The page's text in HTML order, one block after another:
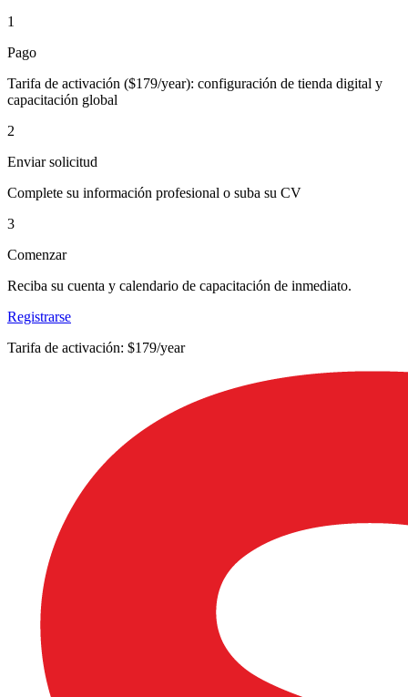
1
Pago
Tarifa de activación ($179/year): configuración de tienda digital y
capacitación global
2
Enviar solicitud
Complete su información profesional o suba su CV
3
Comenzar
Reciba su cuenta y calendario de capacitación de inmediato.
Registrarse
Tarifa de activación: $179/year